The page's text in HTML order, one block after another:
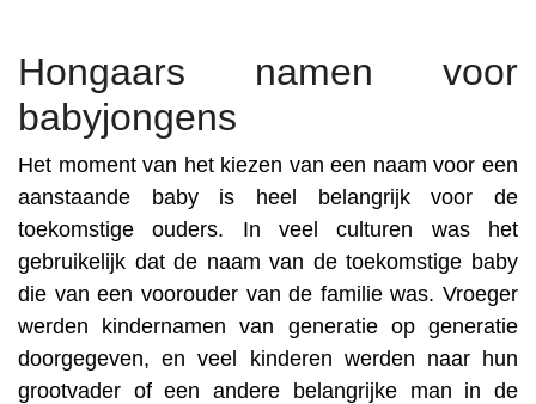
Hongaars namen voor
babyjongens
Het moment van het kiezen van een naam voor een
aanstaande baby is heel belangrijk voor de
toekomstige ouders. In veel culturen was het
gebruikelijk dat de naam van de toekomstige baby
die van een voorouder van de familie was. Vroeger
werden kindernamen van generatie op generatie
doorgegeven, en veel kinderen werden naar hun
grootvader of een andere belangrijke man in de